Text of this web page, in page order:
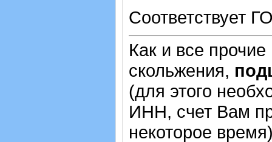
Соответствует
Как и все
скольжения,
(для этого
ИНН, счет Вам
некоторое